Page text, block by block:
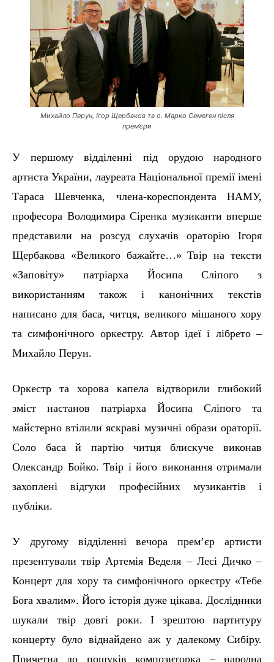
Михайло Перун, Ігор Щербаков та о. Марко Семеген після
прем’єри
У першому відділенні під орудою народного
артиста України, лауреата Національної премії імені
Тараса Шевченка, члена-кореспондента НАМУ,
професора Володимира Сіренка музиканти вперше
представили на розсуд слухачів ораторію Ігоря
Щербакова «Великого бажайте…» Твір на тексти
«Заповіту» патріарха Йосипа Сліпого з
використанням також і канонічних текстів
написано для баса, читця, великого мішаного хору
та симфонічного оркестру. Автор ідеїі лібрето–
Михайло Перун.
Оркестр та хорова капела відтворили глибокий
зміст настанов патріарха Йосипа Сліпого та
майстерно втілили яскраві музичні образи ораторії.
Соло басай партію читця блискуче виконав
Олександр Бойко. Твір ійого виконання отримали
захоплені відгуки професійних музикантів і
публіки.
У другому відділенні вечора прем’єр артисти
презентували твір Артемія Веделя– ЛесіДичко–
Концерт для хору та симфонічного оркестру «Тебе
Бога хвалим». Його історія дуже цікава. Дослідники
шукали твір довгі роки. І зрештою партитуру
концерту було віднайдено аж у далекому Сибіру.
Причетна до пошуків композиторка– народна